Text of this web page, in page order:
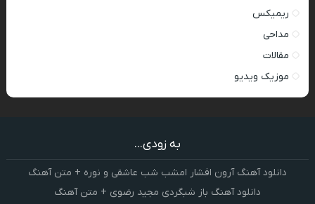
ریمیکس
مداحی
مقالات
موزیک ویدیو
به زودی...
دانلود آهنگ آرون افشار امشب شب عاشقی و نوره + متن آهنگ
دانلود آهنگ باز شبگردی مجید رضوی + متن آهنگ